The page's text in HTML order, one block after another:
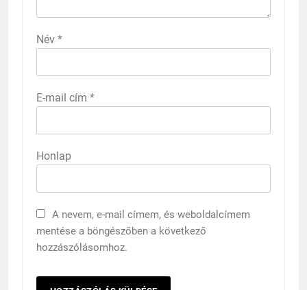
Név *
E-mail cím *
Honlap
A nevem, e-mail címem, és weboldalcímem
mentése a böngészőben a következő
hozzászólásomhoz.